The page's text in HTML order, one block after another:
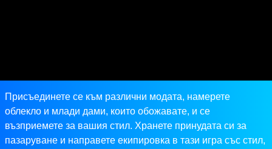
Присъединете се към различни модата, намерете
облекло и млади дами, които обожавате, и се
възприемете за вашия стил. Хранете принудата си за
пазаруване и направете екипировка в тази игра със стил,